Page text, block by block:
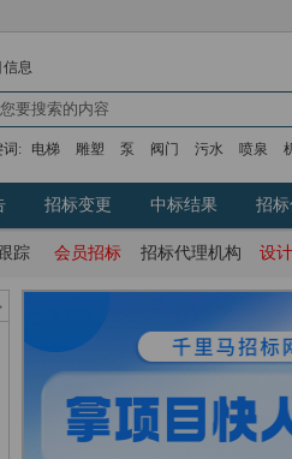
息
词: 电梯 雕塑 泵 阀门 污水 喷泉
招标变更 中标结果 招
踪 会员招标 招标代理机构 设